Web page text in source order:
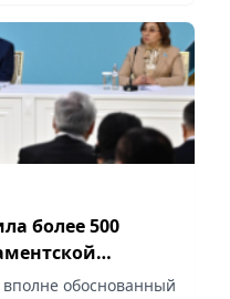
более 500
обоснованный